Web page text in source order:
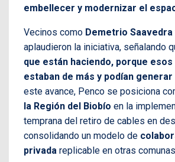
embellecer y modernizar el
Vecinos como Demetrio Saavedra
aplaudieron la iniciativa, señalando
que están haciendo, porque esos
estaban de más y podían
este avance, Penco se posiciona
la Región del Biobío en la
temprana del retiro de cables en
consolidando un modelo de
privada replicable en otras